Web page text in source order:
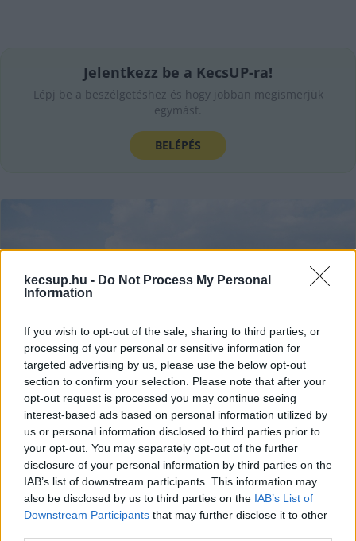
kecsup.hu - Do Not Process My Personal
Information
If you wish to opt-out of the sale, sharing to third parties, or
processing of your personal or sensitive information for
targeted advertising by us, please use the below opt-out
section to confirm your selection. Please note that after your
opt-out request is processed you may continue seeing
interest-based ads based on personal information utilized by
us or personal information disclosed to third parties prior to
your opt-out. You may separately opt-out of the further
disclosure of your personal information by third parties on the
IAB’s list of downstream participants. This information may
also be disclosed by us to third parties on the IAB’s List of
Downstream Participants that may further disclose it to other
Jelentkezz be a KecsUP-ra!
Lépj be a beszélgetéshez és hogy jobban megismerjük
egymást.
BELÉPÉS
Megkéseltek egy magyarul beszélő
fiatalt Pozsonyban
A magyar kormány és a szlovákiai Magyar Szövetség is
magyarellenes indítékot lát a pozsonyi késeléses eset
mögött. A Napunk szlovákiai magyar hírportál